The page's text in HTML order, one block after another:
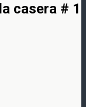
casera # 1